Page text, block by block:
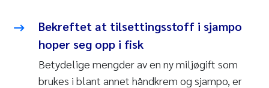
Bekreftet at tilsettingsstoff i sjampo
hoper seg opp i fisk
Betydelige mengder av en ny miljøgift som
brukes i blant annet håndkrem og sjampo, er